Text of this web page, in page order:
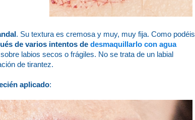
. Su textura es cremosa y muy, muy fija. Como podéis
de varios intentos de desmaquillarlo con agua
labios secos o frágiles. No se trata de un labial
de tirantez.
aplicado: